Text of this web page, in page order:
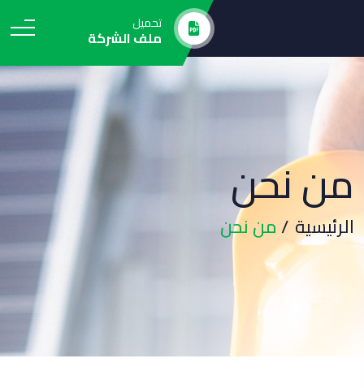
تحميل
ملف الشركة
من نحن
الرئيسية من نحن